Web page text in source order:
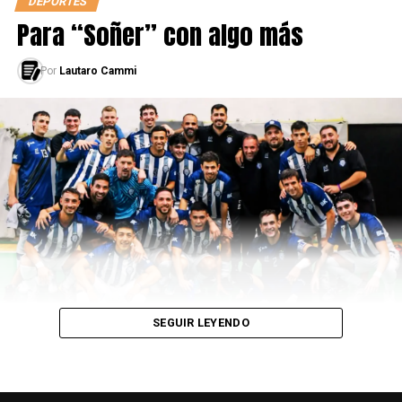
Para “Soñer” con algo más
Por Lautaro Cammi
SEGUIR LEYENDO